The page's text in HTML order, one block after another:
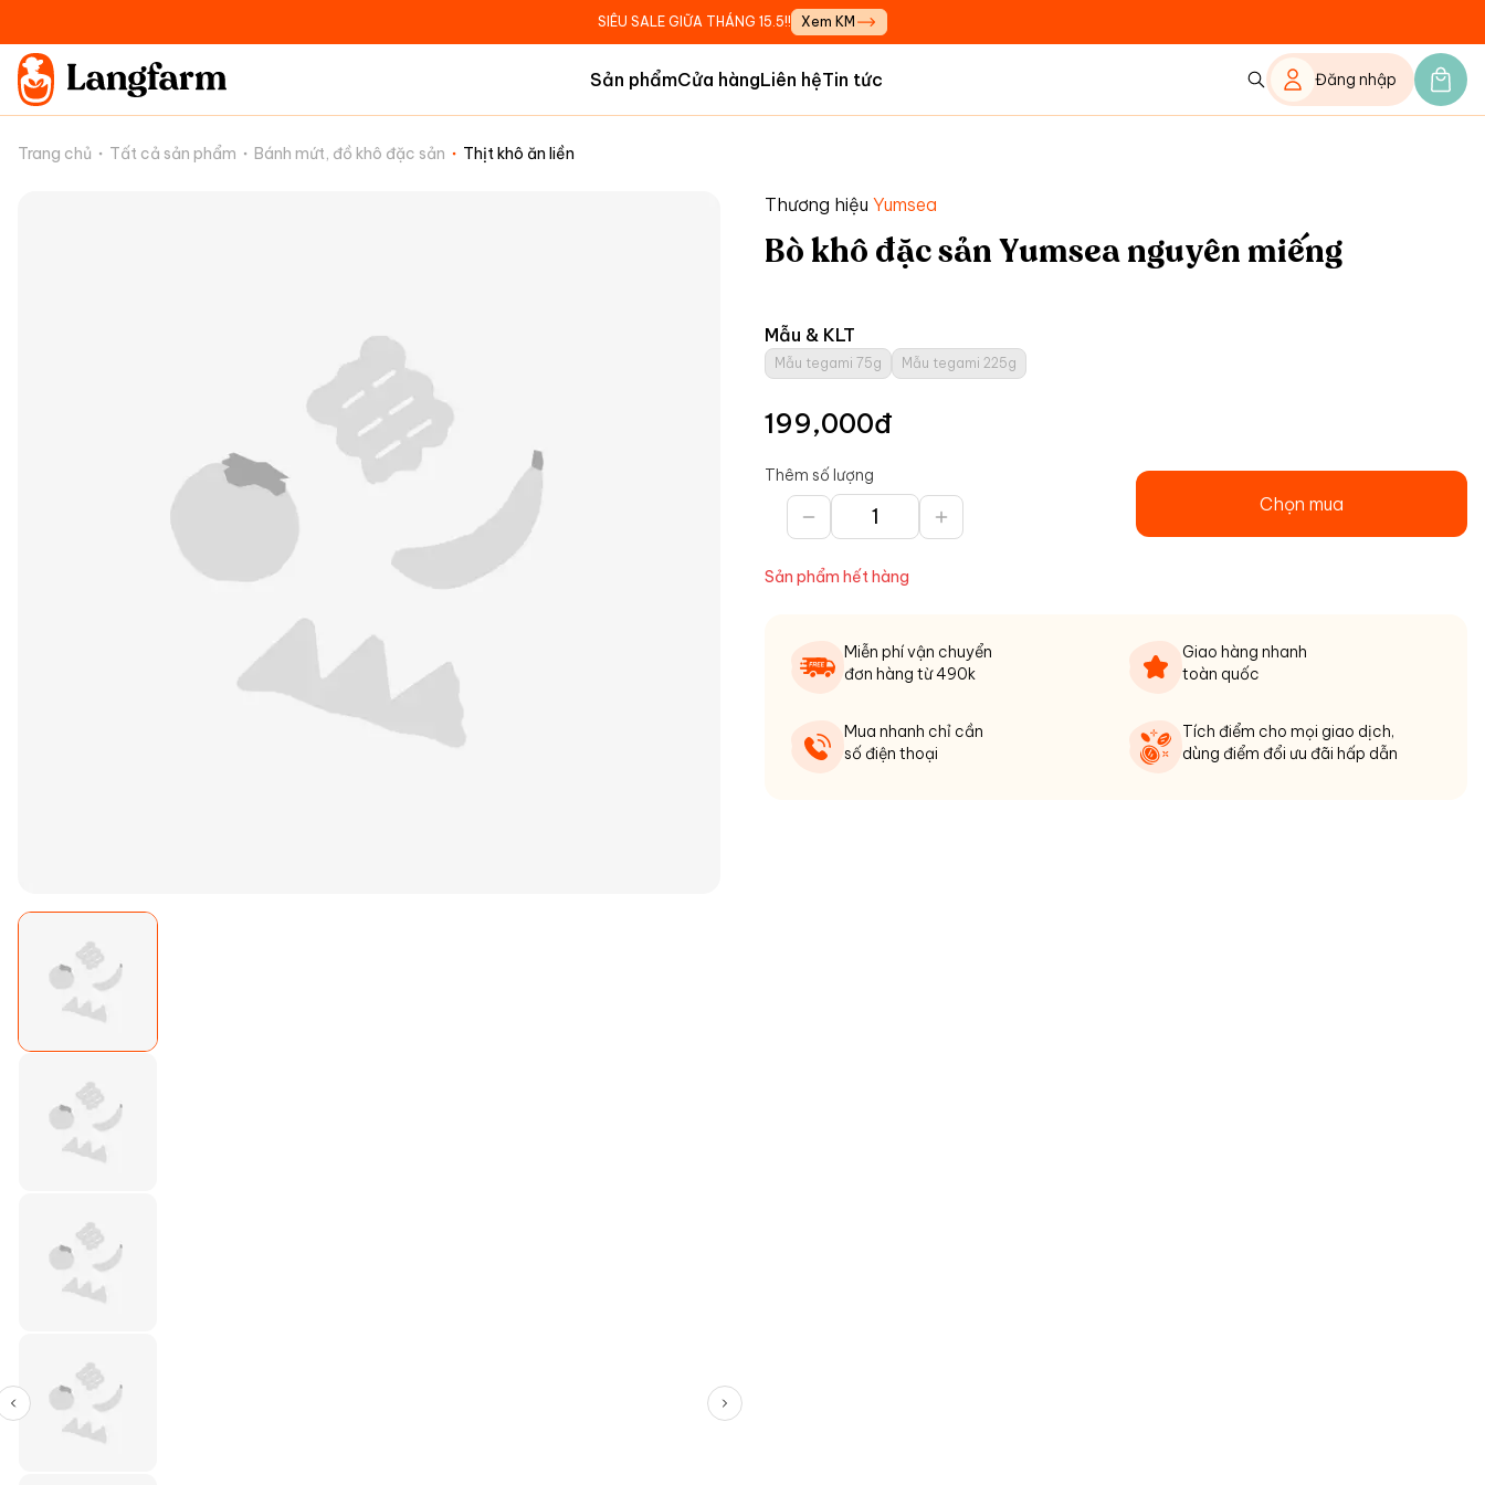
SIÊU SALE GIỮA THÁNG 15.5!! Xem KM
Sản phẩmCửa hàngLiên hệTin tức Đăng nhập
Trang chủ Tất cả sản phẩm Bánh mứt, đồ khô đặc sản Thịt khô ăn liền
Thương hiệu Yumsea
Bò khô đặc sản Yumsea nguyên miếng
Mẫu & KLT
Mẫu tegami 75g Mẫu tegami 225g
199,000đ
Thêm số lượng
Chọn mua
Sản phẩm hết hàng
Miễn phí vận chuyển
đơn hàng từ 490k
Giao hàng nhanh
toàn quốc
Mua nhanh chỉ cần
số điện thoại
Tích điểm cho mọi giao dịch,
dùng điểm đổi ưu đãi hấp dẫn